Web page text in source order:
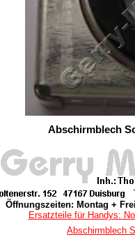
Abschirmblech
Öffnungszeiten: Montag +
Ersatzteile für Handys:
Abschirmblech